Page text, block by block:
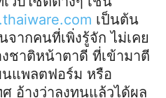
เป็นต้น
ากคนที่เพิ่งรู้จัก ไม่เคย
ชาติหน้าตาดี ที่เข้ามาตี
แพลตฟอร์ม หรือ
อ้างว่าลงทุนแล้วได้ผล